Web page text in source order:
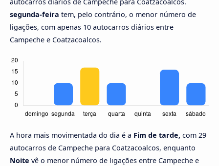
autocarros diários de Campeche para Coatzacoalcos.
segunda-feira tem, pelo contrário, o menor número de
ligações, com apenas 10 autocarros diários entre
Campeche e Coatzacoalcos.
A hora mais movimentada do dia é a Fim de tarde, com 29
autocarros de Campeche para Coatzacoalcos, enquanto
Noite vê o menor número de ligações entre Campeche e